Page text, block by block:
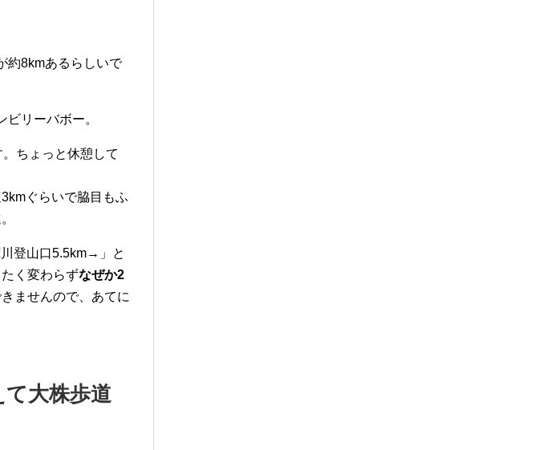
約8kmあるらしいで
リーバボー。
ちょっと休憩して
ぐらいで脇目もふ
登山口5.5km→」と
く変わらずなぜか2
ませんので、あてに
て大株歩道